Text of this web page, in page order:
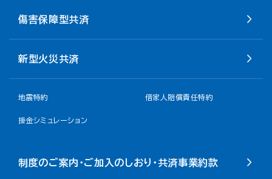
傷害保障型共済
新型火災共済
地震特約 借家人賠償責任特約
掛金シミュレーション
制度のご案内・ご加入のしおり・共済事業約款